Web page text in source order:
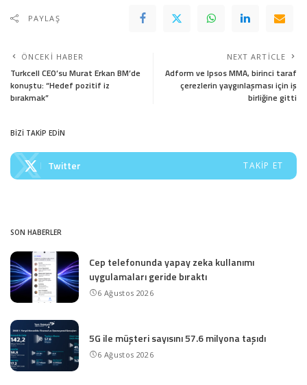
PAYLAŞ
ÖNCEKI HABER
Turkcell CEO’su Murat Erkan BM’de
konuştu: “Hedef pozitif iz
bırakmak”
NEXT ARTICLE
Adform ve Ipsos MMA, birinci taraf
çerezlerin yaygınlaşması için iş
birliğine gitti
BİZİ TAKİP EDİN
Twitter TAKIP ET
SON HABERLER
Cep telefonunda yapay zeka kullanımı
uygulamaları geride bıraktı
6 Ağustos 2026
5G ile müşteri sayısını 57.6 milyona taşıdı
6 Ağustos 2026